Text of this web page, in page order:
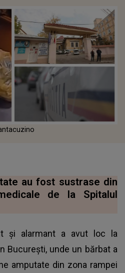
au fost sustrase din
de la Spitalul
și alarmant a avut loc la
București, unde un bărbat a
amputate din zona rampei